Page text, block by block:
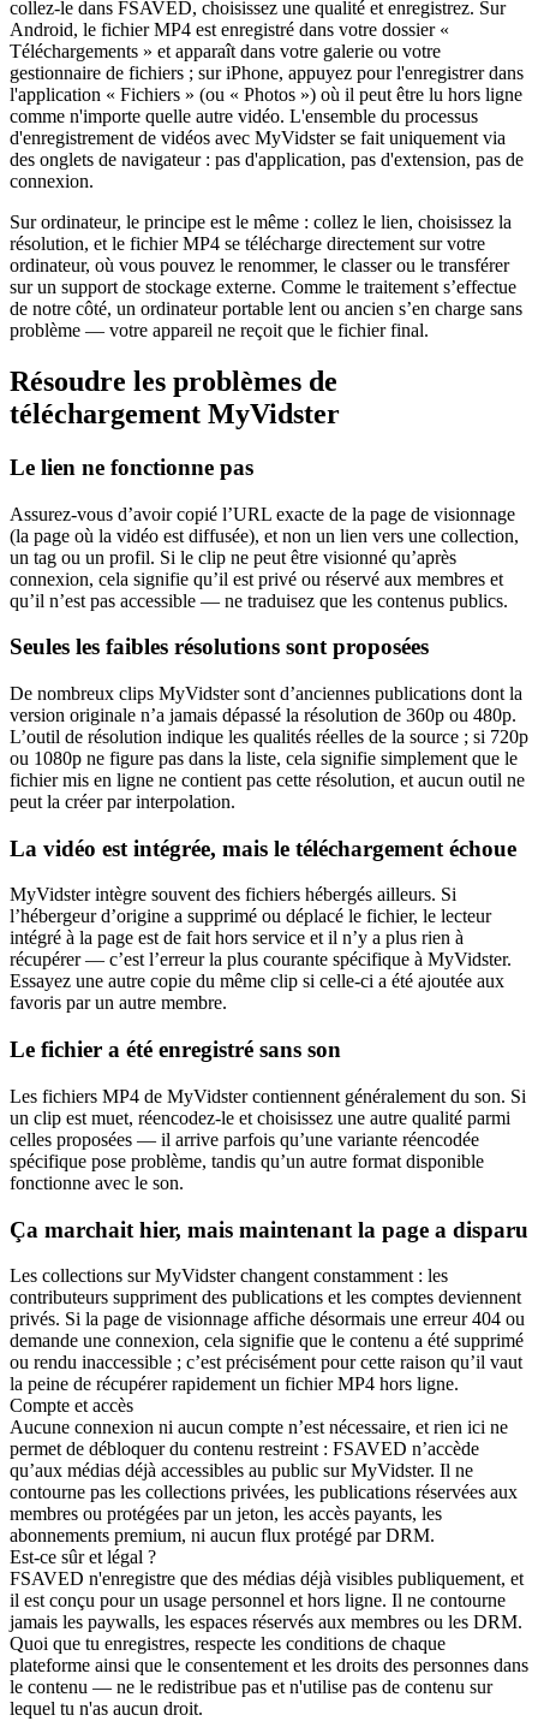
collez-le dans FSAVED, choisissez une qualité et enregistrez. Sur
Android, le fichier MP4 est enregistré dans votre dossier «
Téléchargements » et apparaît dans votre galerie ou votre
gestionnaire de fichiers ; sur iPhone, appuyez pour l'enregistrer dans
l'application « Fichiers » (ou « Photos ») où il peut être lu hors ligne
comme n'importe quelle autre vidéo. L'ensemble du processus
d'enregistrement de vidéos avec MyVidster se fait uniquement via
des onglets de navigateur : pas d'application, pas d'extension, pas de
connexion.
Sur ordinateur, le principe est le même : collez le lien, choisissez la
résolution, et le fichier MP4 se télécharge directement sur votre
ordinateur, où vous pouvez le renommer, le classer ou le transférer
sur un support de stockage externe. Comme le traitement s’effectue
de notre côté, un ordinateur portable lent ou ancien s’en charge sans
problème — votre appareil ne reçoit que le fichier final.
Résoudre les problèmes de
téléchargement MyVidster
Le lien ne fonctionne pas
Assurez-vous d’avoir copié l’URL exacte de la page de visionnage
(la page où la vidéo est diffusée), et non un lien vers une collection,
un tag ou un profil. Si le clip ne peut être visionné qu’après
connexion, cela signifie qu’il est privé ou réservé aux membres et
qu’il n’est pas accessible — ne traduisez que les contenus publics.
Seules les faibles résolutions sont proposées
De nombreux clips MyVidster sont d’anciennes publications dont la
version originale n’a jamais dépassé la résolution de 360p ou 480p.
L’outil de résolution indique les qualités réelles de la source ; si 720p
ou 1080p ne figure pas dans la liste, cela signifie simplement que le
fichier mis en ligne ne contient pas cette résolution, et aucun outil ne
peut la créer par interpolation.
La vidéo est intégrée, mais le téléchargement échoue
MyVidster intègre souvent des fichiers hébergés ailleurs. Si
l’hébergeur d’origine a supprimé ou déplacé le fichier, le lecteur
intégré à la page est de fait hors service et il n’y a plus rien à
récupérer — c’est l’erreur la plus courante spécifique à MyVidster.
Essayez une autre copie du même clip si celle-ci a été ajoutée aux
favoris par un autre membre.
Le fichier a été enregistré sans son
Les fichiers MP4 de MyVidster contiennent généralement du son. Si
un clip est muet, réencodez-le et choisissez une autre qualité parmi
celles proposées — il arrive parfois qu’une variante réencodée
spécifique pose problème, tandis qu’un autre format disponible
fonctionne avec le son.
Ça marchait hier, mais maintenant la page a disparu
Les collections sur MyVidster changent constamment : les
contributeurs suppriment des publications et les comptes deviennent
privés. Si la page de visionnage affiche désormais une erreur 404 ou
demande une connexion, cela signifie que le contenu a été supprimé
ou rendu inaccessible ; c’est précisément pour cette raison qu’il vaut
la peine de récupérer rapidement un fichier MP4 hors ligne.
Compte et accès
Aucune connexion ni aucun compte n’est nécessaire, et rien ici ne
permet de débloquer du contenu restreint : FSAVED n’accède
qu’aux médias déjà accessibles au public sur MyVidster. Il ne
contourne pas les collections privées, les publications réservées aux
membres ou protégées par un jeton, les accès payants, les
abonnements premium, ni aucun flux protégé par DRM.
Est-ce sûr et légal ?
FSAVED n'enregistre que des médias déjà visibles publiquement, et
il est conçu pour un usage personnel et hors ligne. Il ne contourne
jamais les paywalls, les espaces réservés aux membres ou les DRM.
Quoi que tu enregistres, respecte les conditions de chaque
plateforme ainsi que le consentement et les droits des personnes dans
le contenu — ne le redistribue pas et n'utilise pas de contenu sur
lequel tu n'as aucun droit.